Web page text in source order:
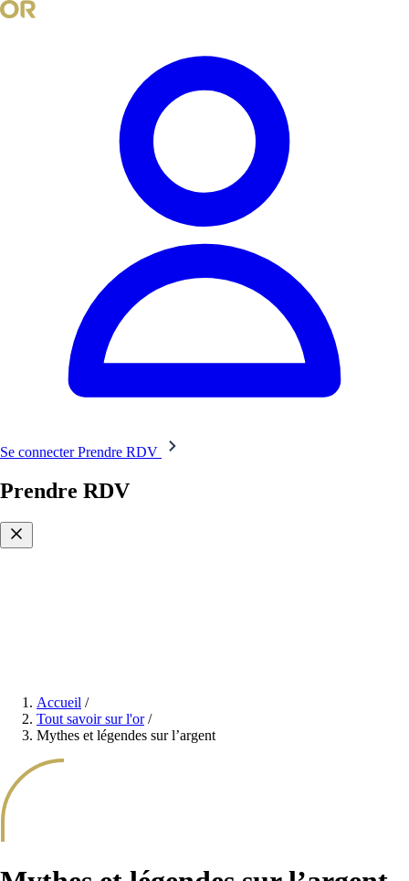
Se connecter Prendre RDV
Prendre RDV
Accueil /
Tout savoir sur l'or /
Mythes et légendes sur l’argent